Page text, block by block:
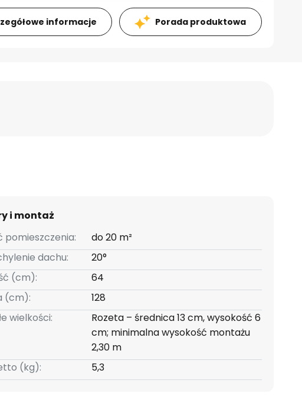
informacje Porada produktowa
i montaż
pomieszczenia:
do 20 m²
dachu:
20°
(cm):
64
(cm):
128
wielkości:
Rozeta – średnica 13 cm, wysokość 6
cm; minimalna wysokość montażu
2,30 m
(kg):
5,3